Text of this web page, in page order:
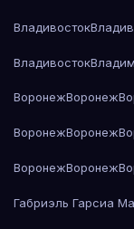
Владивосток
Владивосток
ВоронежВоронеж
ВоронежВоронеж
ВоронежВоронеж
Габриэль Гарсиа